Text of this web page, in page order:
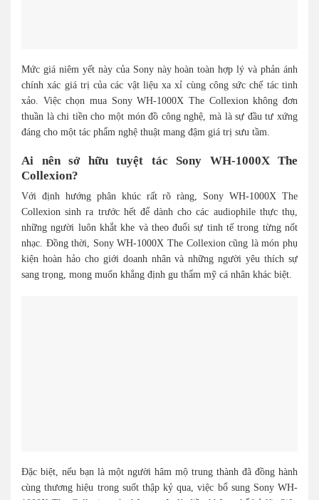
Mức giá niêm yết này của Sony này hoàn toàn hợp lý và phản ánh
chính xác giá trị của các vật liệu xa xỉ cùng công sức chế tác tinh
xảo. Việc chọn mua Sony WH-1000X The Collexion không đơn
thuần là chi tiền cho một món đồ công nghệ, mà là sự đầu tư xứng
đáng cho một tác phẩm nghệ thuật mang đậm giá trị sưu tầm.
Ai nên sở hữu tuyệt tác Sony WH-1000X The
Collexion?
Với định hướng phân khúc rất rõ ràng, Sony WH-1000X The
Collexion sinh ra trước hết để dành cho các audiophile thực thụ,
những người luôn khắt khe và theo đuổi sự tinh tế trong từng nốt
nhạc. Đồng thời, Sony WH-1000X The Collexion cũng là món phụ
kiện hoàn hảo cho giới doanh nhân và những người yêu thích sự
sang trọng, mong muốn khẳng định gu thẩm mỹ cá nhân khác biệt.
Đặc biệt, nếu bạn là một người hâm mộ trung thành đã đồng hành
cùng thương hiệu trong suốt thập kỷ qua, việc bổ sung Sony WH-